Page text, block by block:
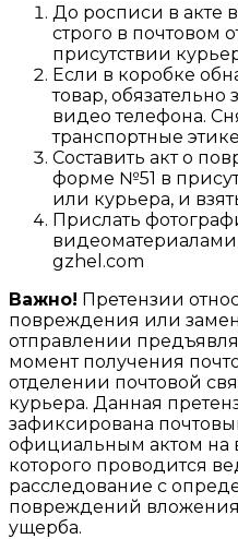
До росписи в акте
строго в почтовом
присутствии
Если в коробке
товар, обязательно
видео телефона.
транспортные
Составить акт о
форме №51 в
или курьера, и
Прислать
видеоматериалами
gzhel.com
Важно! Претензии
повреждения или
отправлении
момент получения
отделении почтовой
курьера. Данная
зафиксирована
официальным актом на
которого проводится
расследование с
повреждений
ущерба.